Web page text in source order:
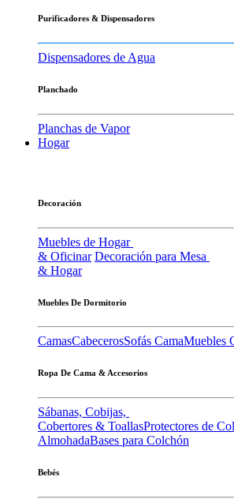
Purificadores & Dispensadores
Dispensadores de Agua
Planchado
Planchas de Vapor
Hogar
Decoración
Muebles de Hogar
& Oficinar Decoración para Mesa
& Hogar
Muebles De Dormitorio
CamasCabecerosSofás CamaMuebles
Ropa De Cama & Accesorios
Sábanas, Cobijas,
Cobertores & ToallasProtectores de
AlmohadaBases para Colchón
Bebés